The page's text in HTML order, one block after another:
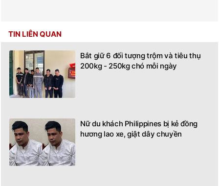
TIN LIÊN QUAN
Bắt giữ 6 đối tượng trộm và tiêu thụ
200kg - 250kg chó mỗi ngày
Nữ du khách Philippines bị kẻ đồng
hương lao xe, giật dây chuyền